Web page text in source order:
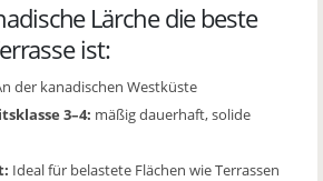
Lärche die beste
ist:
der kanadischen Westküste
3–4: mäßig dauerhaft, solide
Ideal für belastete Flächen wie Terrassen